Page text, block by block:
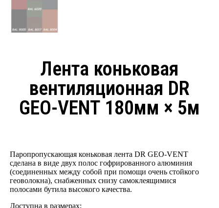
Лента коньковая
вентиляционная DR
GEO-VENT 180мм × 5м
Паропропускающая коньковая лента DR GEO-VENT
сделана в виде двух полос гофрированного алюминия
(соединенных между собой при помощи очень стойкого
геоволокна), снабженных снизу самоклеящимися
полосами бутила высокого качества.
Доступна в размерах: